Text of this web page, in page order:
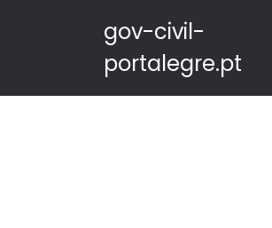
gov-civil-
portalegre.pt